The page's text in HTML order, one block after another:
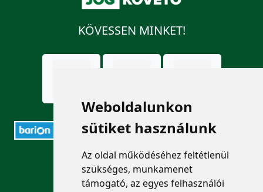
Weboldalunkon
sütiket használunk
Az oldal működéséhez feltétlenül
szükséges, munkamenet
támogató, az egyes felhasználói
KÖVESSEN MINKET!
ELÉRHETŐSÉGEK
+36 1 880 7600